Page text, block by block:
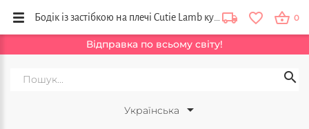
Відправка по всьому світу!
Українська
0